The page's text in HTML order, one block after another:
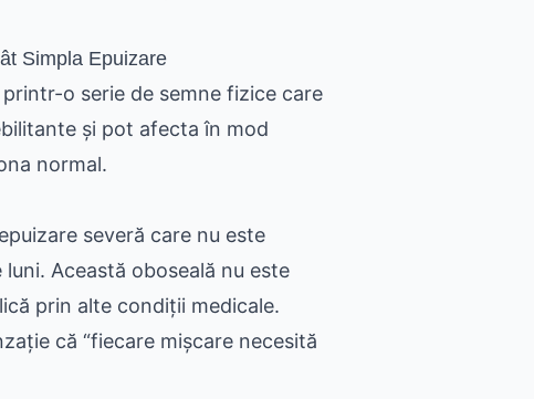
Simpla Epuizare
o serie de semne fizice care
și pot afecta în mod
normal.
severă care nu este
Această oboseală nu este
prin alte condiții medicale.
că “fiecare mișcare necesită